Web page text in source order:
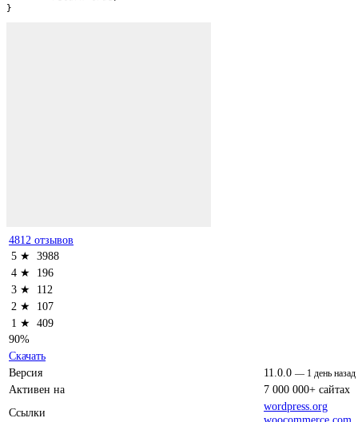
}
4812 отзывов
5 ★ 3988
4 ★
196
3 ★
112
2 ★
107
1 ★ 409
90%
Скачать
Версия
11.0.0 — 1 день назад
Активен на
7 000 000+ сайтах
Ссылки
wordpress.org